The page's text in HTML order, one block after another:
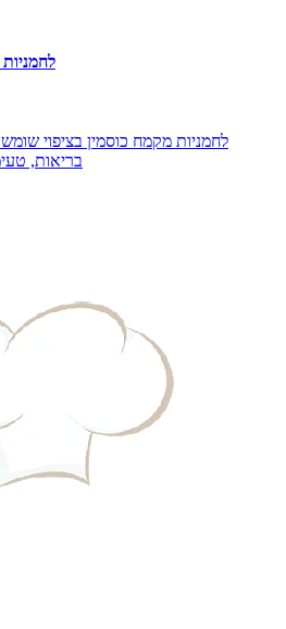
לחמניות 100% כוסמין בציפוי שומשום
לחמניות מקמח כוסמין בציפוי
בריאות,